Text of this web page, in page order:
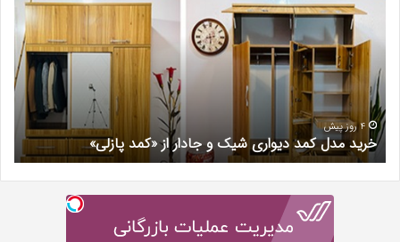
دیواری
شیک
جادار
از
«کمد
پازلی»
4 روز پیش
خرید مدل کمد دیواری شیک و جادار از «کمد پازلی»
در